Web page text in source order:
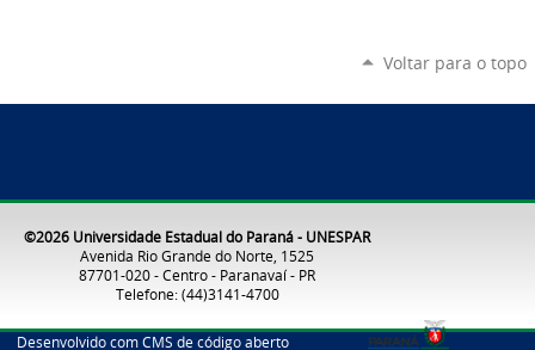
Voltar para o topo
©2026 Universidade Estadual do Paraná - UNESPAR
Avenida Rio Grande do Norte, 1525
87701-020 - Centro - Paranavaí - PR
Telefone: (44)3141-4700
Desenvolvido com CMS de código aberto